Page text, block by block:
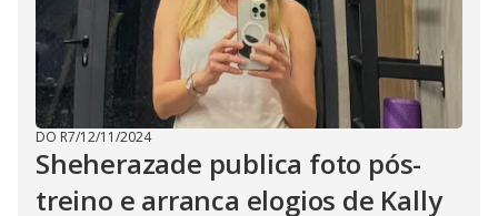
DO R7/12/11/2024
Sheherazade publica foto pós-
treino e arranca elogios de Kally